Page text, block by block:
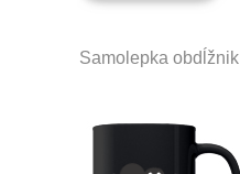
Samolepka obdĺžnik